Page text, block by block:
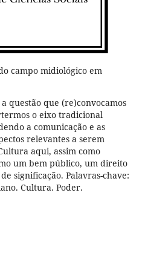
campo midiológico em
questão que (re)convocamos
o eixo tradicional
a comunicação e as
relevantes a serem
aqui, assim como
um bem público, um direito
significação. Palavras-chave:
Cultura. Poder.